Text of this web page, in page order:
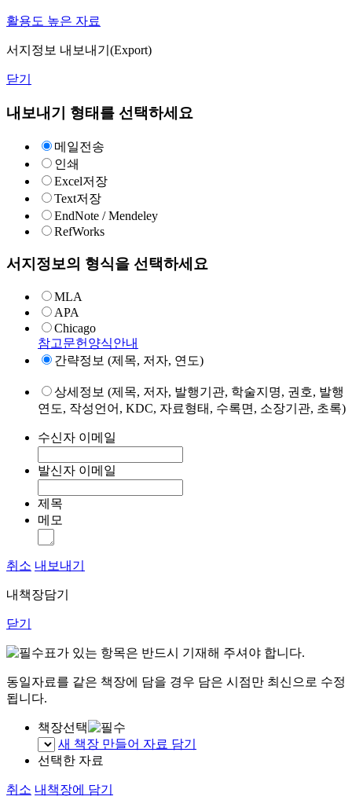
활용도 높은 자료
서지정보 내보내기(Export)
닫기
내보내기 형태를 선택하세요
메일전송
인쇄
Excel저장
Text저장
EndNote / Mendeley
RefWorks
서지정보의 형식을 선택하세요
MLA
APA
Chicago
참고문헌양식안내
간략정보 (제목, 저자, 연도)
상세정보 (제목, 저자, 발행기관, 학술지명, 권호, 발행
연도, 작성언어, KDC, 자료형태, 수록면, 소장기관, 초록)
수신자 이메일
발신자 이메일
제목
메모
취소 내보내기
내책장담기
닫기
표가 있는 항목은 반드시 기재해 주셔야 합니다.
동일자료를 같은 책장에 담을 경우 담은 시점만 최신으로 수정
됩니다.
책장선택
새 책장 만들어 자료 담기
선택한 자료
취소 내책장에 담기